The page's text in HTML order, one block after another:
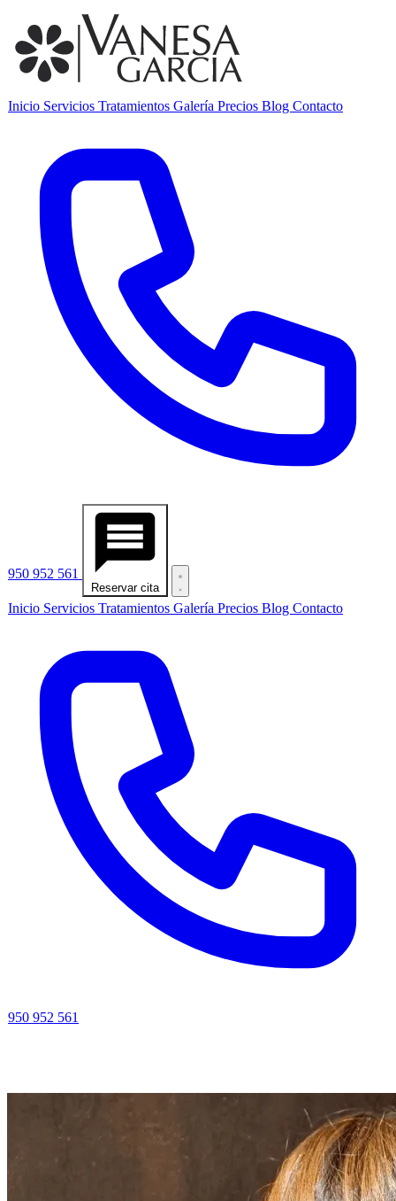
Inicio Servicios Tratamientos Galería Precios Blog Contacto
950 952 561
Reservar cita
Inicio Servicios Tratamientos Galería Precios Blog Contacto
950 952 561